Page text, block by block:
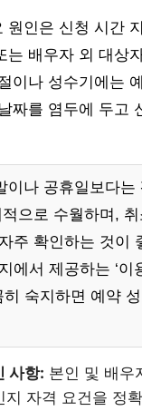
원인은 신청 시간
는 배우자 외 대상
이나 성수기에는
짜를 염두에 두고
이나 공휴일보다는
으로 수월하며,
주 확인하는 것이
에서 제공하는 ‘이
히 숙지하면 예약
사항: 본인 및 배우
지 자격 요건을 정